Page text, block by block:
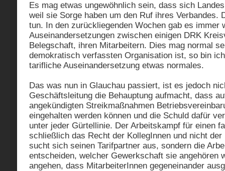
Es mag etwas ungewöhnlich sein, dass sich
weil sie Sorge haben um den Ruf ihres Verbandes.
tun. In den zurückliegenden Wochen gab es immer
Auseinandersetzungen zwischen einigen DRK
Belegschaft, ihren Mitarbeitern. Dies mag normal
demokratisch verfassten Organisation ist, so bin
tarifliche Auseinandersetzung etwas normales.
Das was nun in Glauchau passiert, ist es jedoch
Geschäftsleitung die Behauptung aufmacht, dass
angekündigten Streikmaßnahmen
eingehalten werden können und die Schuld dafür
unter jeder Gürtellinie. Der Arbeitskampf für einen
schließlich das Recht der KollegInnen und nicht
sucht sich seinen Tarifpartner aus, sondern die
entscheiden, welcher Gewerkschaft sie angehören
angehen, dass MitarbeiterInnen gegeneinander